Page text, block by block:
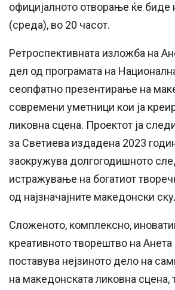
официјалното отворање ќе биде
(среда), во 20 часот.
Ретроспективната изложба на
дел од програмата на
сеопфатно презентирање на
современи уметници кои ја
ликовна сцена. Проектот ја
за Светиева издадена 2023
заокружува долгогодишното
истражување на богатиот
од најзначајните македонски
Сложеното, комплексно,
креативното творештво на Анета
поставува нејзиното дело на
на македонската ликовна сцена,